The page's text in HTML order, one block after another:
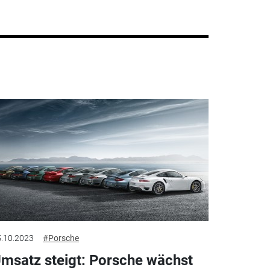
#Porsche
steigt: Porsche wächst